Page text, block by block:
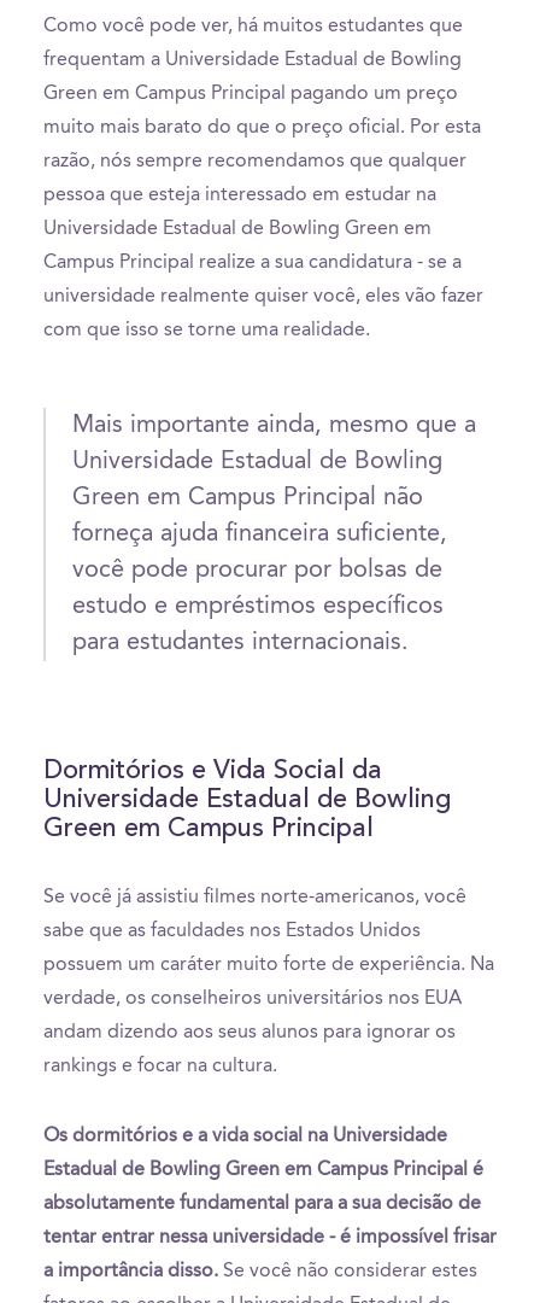
Como você pode ver, há muitos estudantes que
frequentam a Universidade Estadual de Bowling
Green em Campus Principal pagando um preço
muito mais barato do que o preço oficial. Por esta
razão, nós sempre recomendamos que qualquer
pessoa que esteja interessado em estudar na
Universidade Estadual de Bowling Green em
Campus Principal realize a sua candidatura - se a
universidade realmente quiser você, eles vão fazer
com que isso se torne uma realidade.
Mais importante ainda, mesmo que a
Universidade Estadual de Bowling
Green em Campus Principal não
forneça ajuda financeira suficiente,
você pode procurar por bolsas de
estudo e empréstimos específicos
para estudantes internacionais.
Dormitórios e Vida Social da
Universidade Estadual de Bowling
Green em Campus Principal
Se você já assistiu filmes norte-americanos, você
sabe que as faculdades nos Estados Unidos
possuem um caráter muito forte de experiência. Na
verdade, os conselheiros universitários nos EUA
andam dizendo aos seus alunos para ignorar os
rankings e focar na cultura.
Os dormitórios e a vida social na Universidade
Estadual de Bowling Green em Campus Principal é
absolutamente fundamental para a sua decisão de
tentar entrar nessa universidade - é impossível frisar
a importância disso. Se você não considerar estes